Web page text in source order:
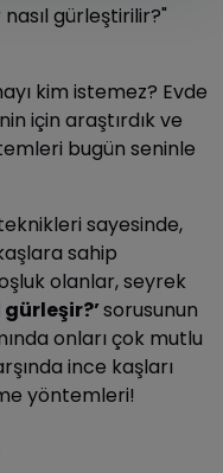
gürleştirilir?"
kim istemez? Evde
için araştırdık ve
bugün seninle
sayesinde,
sahip
olanlar, seyrek
gürleşir?’sorusunun
onları çok mutlu
ince kaşları
yöntemleri!